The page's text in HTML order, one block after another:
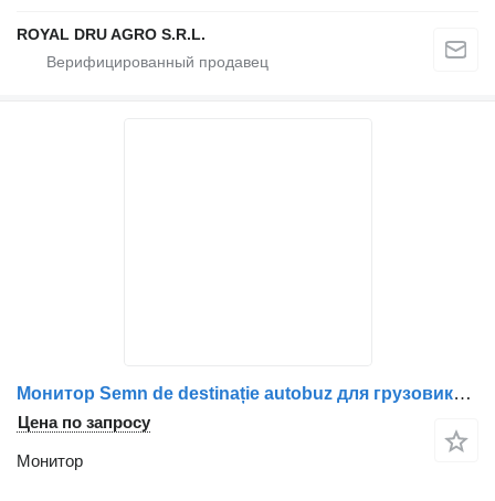
ROYAL DRU AGRO S.R.L.
Монитор Semn de destinație autobuz для грузовика Mercedes-Benz – Față
Цена по запросу
Монитор